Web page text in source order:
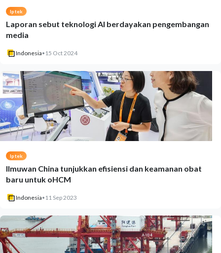
Iptek
Laporan sebut teknologi AI berdayakan pengembangan
media
Indonesia• 15 Oct 2024
Iptek
Ilmuwan China tunjukkan efisiensi dan keamanan obat
baru untuk oHCM
Indonesia• 11 Sep 2023